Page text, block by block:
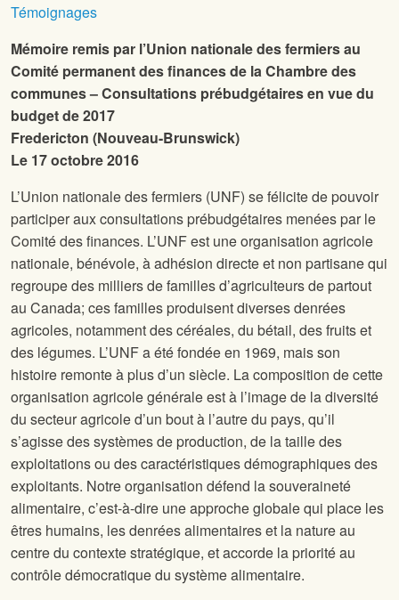
Témoignages
Mémoire remis par l’Union nationale des fermiers au
Comité permanent des finances de la Chambre des
communes – Consultations prébudgétaires en vue du
budget de 2017
Fredericton (Nouveau-Brunswick)
Le 17 octobre 2016
L’Union nationale des fermiers (UNF) se félicite de pouvoir
participer aux consultations prébudgétaires menées par le
Comité des finances. L’UNF est une organisation agricole
nationale, bénévole, à adhésion directe et non partisane qui
regroupe des milliers de familles d’agriculteurs de partout
au Canada; ces familles produisent diverses denrées
agricoles, notamment des céréales, du bétail, des fruits et
des légumes. L’UNF a été fondée en 1969, mais son
histoire remonte à plus d’un siècle. La composition de cette
organisation agricole générale est à l’image de la diversité
du secteur agricole d’un bout à l’autre du pays, qu’il
s’agisse des systèmes de production, de la taille des
exploitations ou des caractéristiques démographiques des
exploitants. Notre organisation défend la souveraineté
alimentaire, c’est-à-dire une approche globale qui place les
êtres humains, les denrées alimentaires et la nature au
centre du contexte stratégique, et accorde la priorité au
contrôle démocratique du système alimentaire.